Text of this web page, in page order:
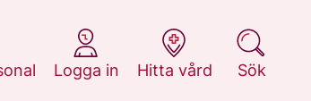
Logga in
på 1177.se
Hitta vård
på 1177.se
Sök
på 1177.se